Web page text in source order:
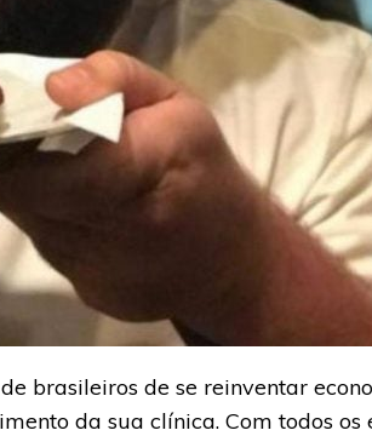
brasileiros de se reinventar
da sua clínica. Com todos os